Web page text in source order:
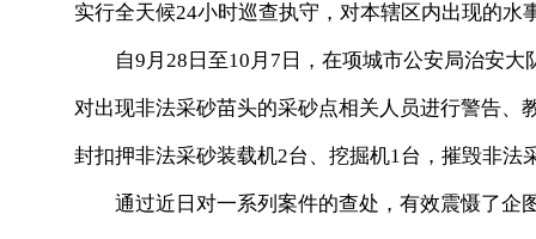
实行全天候24小时巡查执守，对本辖区内出现的水
自9月28日至10月7日，在项城市公安局治安大
对出现非法采砂苗头的采砂点相关人员进行警告
封扣押非法采砂装载机2台、挖掘机1台，摧毁非
通过近日对一系列案件的查处，有效震慑了企